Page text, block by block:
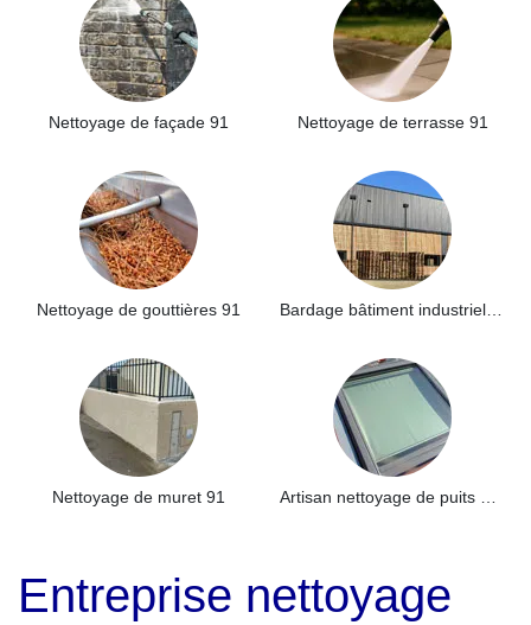
Nettoyage de façade 91 Nettoyage de terrasse 91
Nettoyage de gouttières 91
Nettoyage de muret 91
Entreprise nettoyage